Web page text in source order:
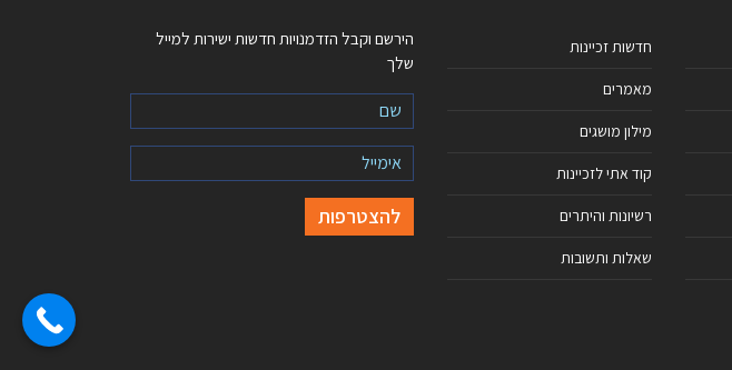
חדשות זכיינות
מאמרים
מילון מושגים
קוד אתי לזכיינות
רשיונות והיתרים
שאלות ותשובות
הירשם וקבל הזדמנויות חדשות ישירות למייל
שלך